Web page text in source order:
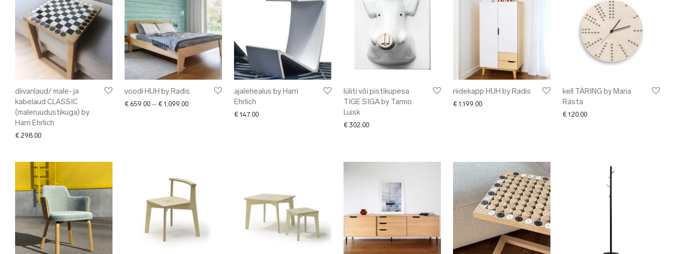
diivanlaud/ male- ja
kabelaud CLASSIC
(maleruudustikuga) by
Harri Ehrlich
€ 298.00
voodi HUH by Radis
€ 659.00 – € 1,099.00Price range: € 659.00 through € 1,099.00
ajalehealus by Harri
Ehrlich
€ 147.00
lüliti või pistikupesa
TIGE SIGA by Tarmo
Luisk
€ 302.00
riidekapp HUH by Radis
€ 1,199.00
kell TÄRING by Maria
Rästa
€ 120.00